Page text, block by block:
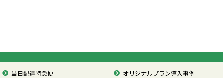
当日配達特急便 オリジナルプラン導入事例